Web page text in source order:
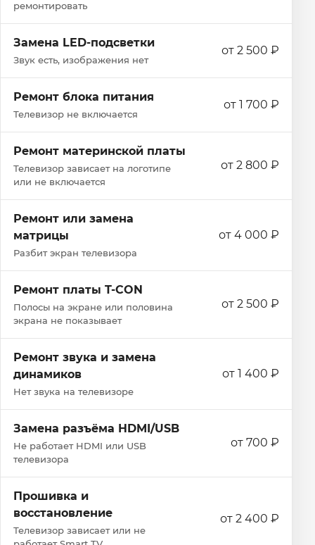
ремонтировать
Замена LED-подсветки
Звук есть, изображения нет
от 2 500 ₽
Ремонт блока питания
Телевизор не включается
от 1 700 ₽
Ремонт материнской платы
Телевизор зависает на логотипе
или не включается
от 2 800 ₽
Ремонт или замена
матрицы
Разбит экран телевизора
от 4 000 ₽
Ремонт платы T-CON
Полосы на экране или половина
экрана не показывает
от 2 500 ₽
Ремонт звука и замена
динамиков
Нет звука на телевизоре
от 1 400 ₽
Замена разъёма HDMI/USB
Не работает HDMI или USB
телевизора
от 700 ₽
Прошивка и
восстановление
Телевизор зависает или не
от 2 400 ₽